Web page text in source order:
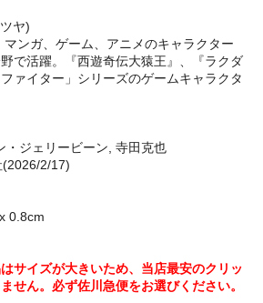
ヤ)
ンガ、ゲーム、アニメのキャラクター
で活躍。『西遊奇伝大猿王』、『ラクダ
ァイター」シリーズのゲームキャラクタ
・ジェリービーン, 寺田克也
(2026/2/17)
0.8cm
サイズが大きいため、当店最安のクリッ
せん。必ず佐川急便をお選びください。